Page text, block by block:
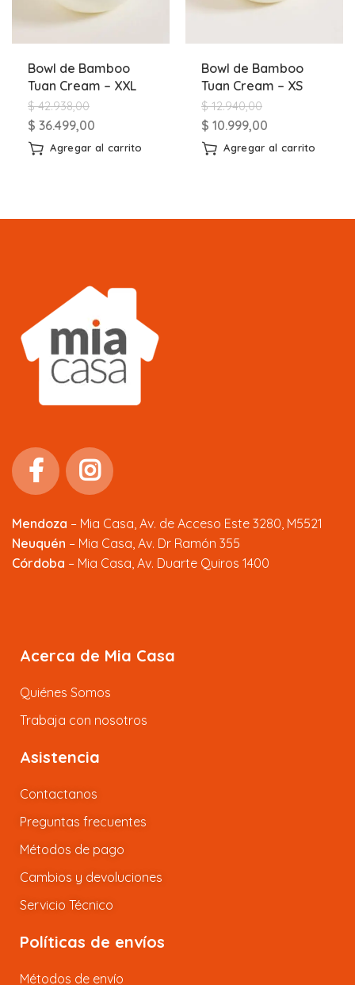
Bowl de Bamboo
Tuan Cream – XXL
$42.938,00
$ 36.499,00
Agregar al carrito
Bowl de Bamboo
Tuan Cream – XS
$12.940,00
$ 10.999,00
Agregar al carrito
Mendoza – Mia Casa, Av. de Acceso Este 3280, M5521
Neuquén – Mia Casa, Av. Dr Ramón 355
Córdoba – Mia Casa, Av. Duarte Quiros 1400
Acerca de Mia Casa
Quiénes Somos
Trabaja con nosotros
Asistencia
Contactanos
Preguntas frecuentes
Métodos de pago
Cambios y devoluciones
Servicio Técnico
Políticas de envíos
Métodos de envío